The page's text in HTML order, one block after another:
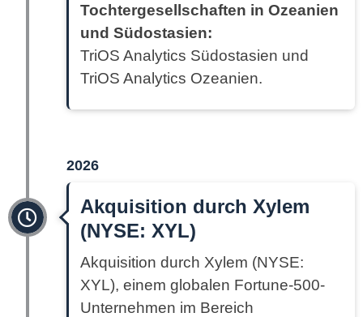
Tochtergesellschaften in Ozeanien
und Südostasien:
TriOS Analytics Südostasien und
TriOS Analytics Ozeanien.
2026
Akquisition durch Xylem
(NYSE: XYL)
Akquisition durch Xylem (NYSE:
XYL), einem globalen Fortune-500-
Unternehmen im Bereich